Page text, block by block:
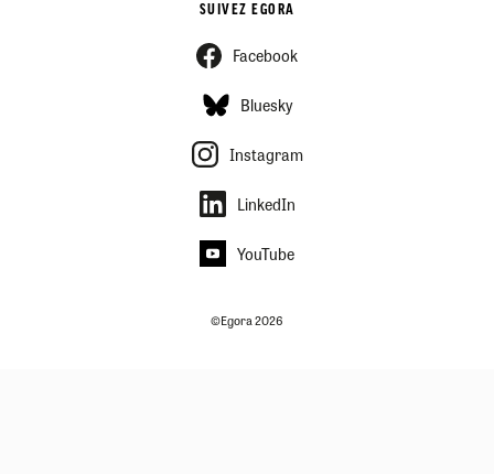
SUIVEZ EGORA
Facebook
Bluesky
Instagram
LinkedIn
YouTube
©Egora 2026